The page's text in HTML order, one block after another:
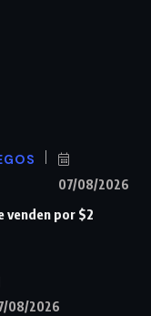
07/08/2026
venden por $2
08/2026